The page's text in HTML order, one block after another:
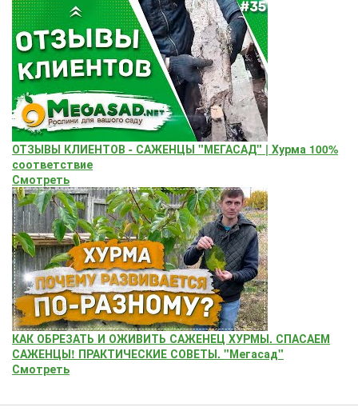
ОТЗЫВЫ КЛИЕНТОВ - САЖЕНЦЫ "МЕГАСАД" | Хурма 100%
соответствие
Смотреть
КАК ОБРЕЗАТЬ И ОЖИВИТЬ САЖЕНЕЦ ХУРМЫ. СПАСАЕМ
САЖЕНЦЫ! ПРАКТИЧЕСКИЕ СОВЕТЫ. "Мегасад"
Смотреть